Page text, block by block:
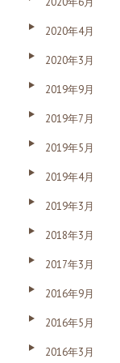
2020年4月
2020年3月
2019年9月
2019年7月
2019年5月
2019年4月
2019年3月
2018年3月
2017年3月
2016年9月
2016年5月
2016年3月